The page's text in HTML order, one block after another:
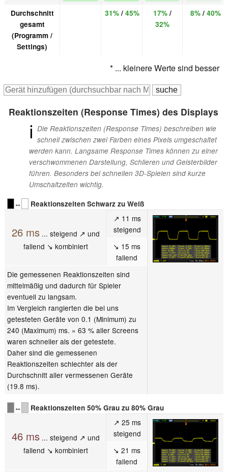
Durchschnitt
gesamt
(Programm /
Settings)
31%/ 45% 17% /
32%
8%/ 40%
* ... kleinere Werte sind besser
Reaktionszeiten (Response Times) des Displays
ℹ Die Reaktionszeiten (Response Times) beschreiben wie
schnell zwischen zwei Farben eines Pixels umgeschaltet
werden kann. Langsame Response Times können zu einer
verschwommenen Darstellung, Schlieren und Geisterbilder
führen. Besonders bei schnellen 3D-Spielen sind kurze
Umschaltzeiten wichtig.
↔
Reaktionszeiten Schwarz zu Weiß
26 ms... steigend ↗ und
fallend ↘ kombiniert
↗ 11 ms
steigend
↘ 15 ms
fallend
Die gemessenen Reaktionszeiten sind
mittelmäßig und dadurch für Spieler
eventuell zu langsam.
Im Vergleich rangierten die bei uns
getesteten Geräte von 0.1 (Minimum) zu
240 (Maximum) ms. » 63 % aller Screens
waren schneller als der getestete.
Daher sind die gemessenen
Reaktionszeiten schlechter als der
Durchschnitt aller vermessenen Geräte
(19.8 ms).
↔ Reaktionszeiten 50% Grau zu 80% Grau
46 ms... steigend ↗ und
fallend ↘ kombiniert
↗ 25 ms
steigend
↘ 21 ms
fallend